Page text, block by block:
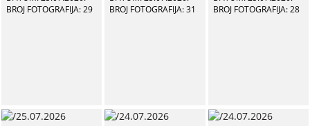
BROJ FOTOGRAFIJA: 29
BROJ FOTOGRAFIJA: 31
BROJ FOTOGRAFIJA: 28